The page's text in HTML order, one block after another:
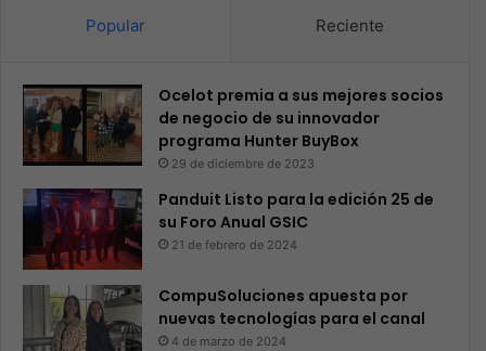
Popular Reciente
Ocelot premia a sus mejores socios
de negocio de su innovador
programa Hunter BuyBox
29 de diciembre de 2023
Panduit Listo para la edición 25 de
su Foro Anual GSIC
21 de febrero de 2024
CompuSoluciones apuesta por
nuevas tecnologías para el canal
4 de marzo de 2024